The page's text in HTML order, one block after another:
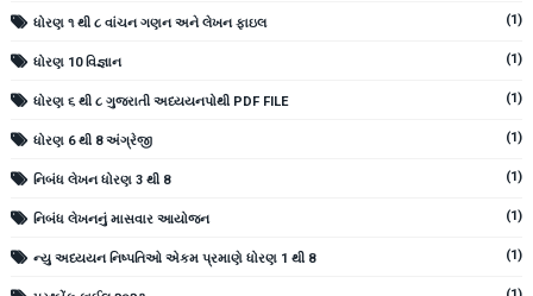
ધોરણ ૧ થી ૮ વાંચન ગણન અને લેખન ફાઇલ (1)
ધોરણ 10 વિજ્ઞાન (1)
ધોરણ ૬ થી ૮ ગુજરાતી અધ્યયનપોથી PDF FILE (1)
ધોરણ 6 થી 8 અંગ્રેજી (1)
નિબંધ લેખન ધોરણ 3 થી 8 (1)
નિબંધ લેખનનું માસવાર આયોજન (1)
ન્યુ અધ્યયન નિષ્પતિઓ એકમ પ્રમાણે ધોરણ 1 થી 8 (1)